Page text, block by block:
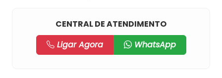
CENTRAL DE ATENDIMENTO
Ligar Agora
WhatsApp